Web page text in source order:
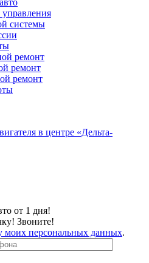
управления
системы
ремонт
ремонт
ремонт
от 1 дня!
Звоните!
моих персональных данных.